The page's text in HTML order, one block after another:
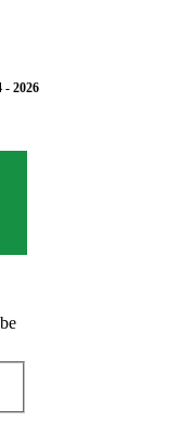
- 2026